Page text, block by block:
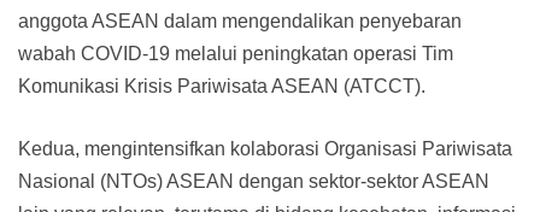
anggota ASEAN dalam mengendalikan penyebaran
wabah COVID-19 melalui peningkatan operasi Tim
Komunikasi Krisis Pariwisata ASEAN (ATCCT).
Kedua, mengintensifkan kolaborasi Organisasi Pariwisata
Nasional (NTOs) ASEAN dengan sektor-sektor ASEAN